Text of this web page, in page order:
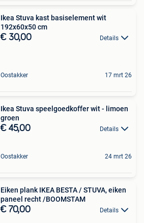
Ikea Stuva kast basiselement wit
192x60x50 cm
€ 30,00 Details
Oostakker 17 mrt 26
Ikea Stuva speelgoedkoffer wit - limoen
groen
€ 45,00 Details
Oostakker 24 mrt 26
Eiken plank IKEA BESTA / STUVA, eiken
paneel recht /BOOMSTAM
€ 70,00 Details